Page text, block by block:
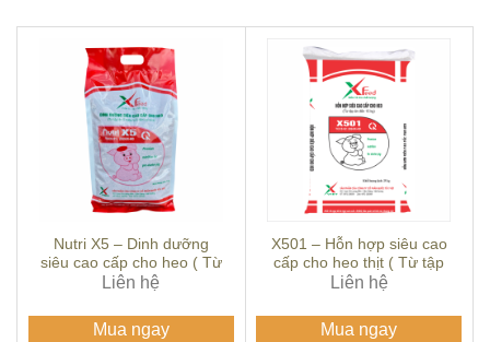
Nutri X5 – Dinh dưỡng
siêu cao cấp cho heo ( Từ
tập ăn 5 ngày tuổi đến cai
Liên hệ
Mua ngay
X501 – Hỗn hợp siêu cao
cấp cho heo thịt ( Từ tập
ăn đến 15kg)
Liên hệ
Mua ngay